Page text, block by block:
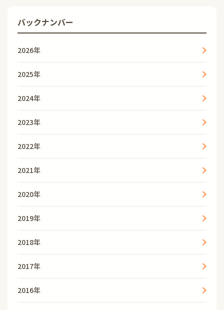
バックナンバー
2026年
2025年
2024年
2023年
2022年
2021年
2020年
2019年
2018年
2017年
2016年